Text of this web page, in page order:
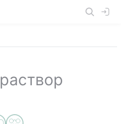
раствор